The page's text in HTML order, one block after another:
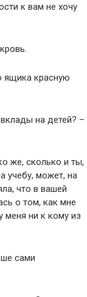
к вам не хочу
ящика красную
на детей? –
же, сколько и ты,
учебу, может, на
что в вашей
о том, как мне
меня ни к кому из
сами